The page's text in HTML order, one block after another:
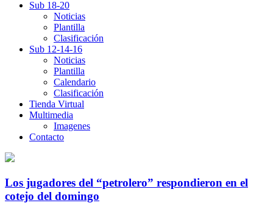
Sub 18-20
Noticias
Plantilla
Clasificación
Sub 12-14-16
Noticias
Plantilla
Calendario
Clasificación
Tienda Virtual
Multimedia
Imagenes
Contacto
Los jugadores del “petrolero” respondieron en el
cotejo del domingo